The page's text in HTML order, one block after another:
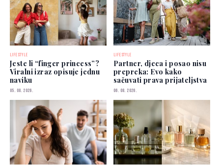
LIFESTYLE
Jeste li “finger princess”?
Viralni izraz opisuje jednu
naviku
05. 08. 2026.
LIFESTYLE
Partner, djeca i posao nisu
prepreka: Evo kako
sačuvati prava prijateljstva
06. 08. 2026.